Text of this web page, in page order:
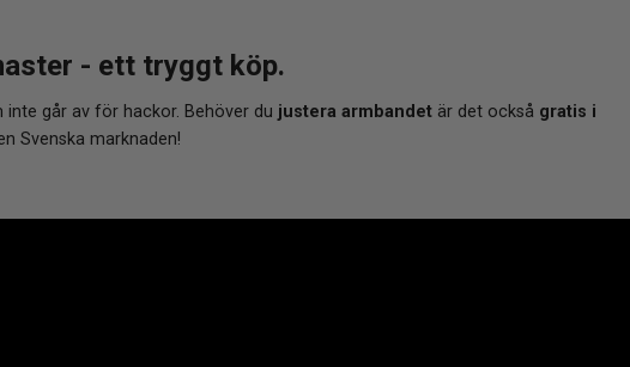
- ett tryggt köp.
inte går av för hackor. Behöver du justera armbandet är det också gratis i
Svenska marknaden!